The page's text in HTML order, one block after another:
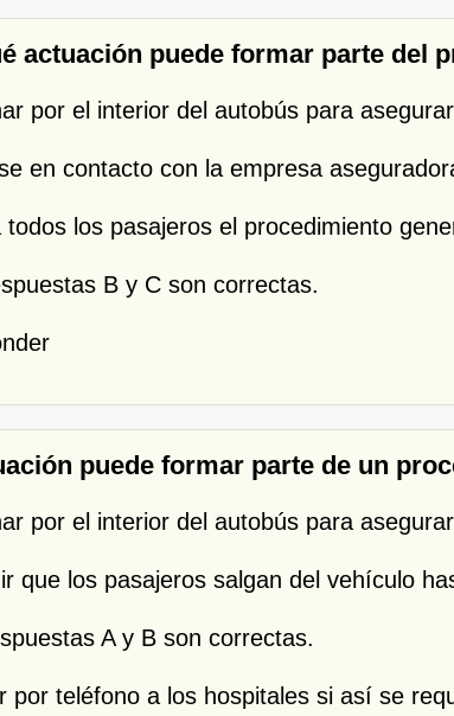
actuación puede formar parte del
por el interior del autobús para
en contacto con la empresa
los pasajeros el procedimiento
B y C son correctas.
puede formar parte de un
por el interior del autobús para
que los pasajeros salgan del vehículo
A y B son correctas.
por teléfono a los hospitales si así se